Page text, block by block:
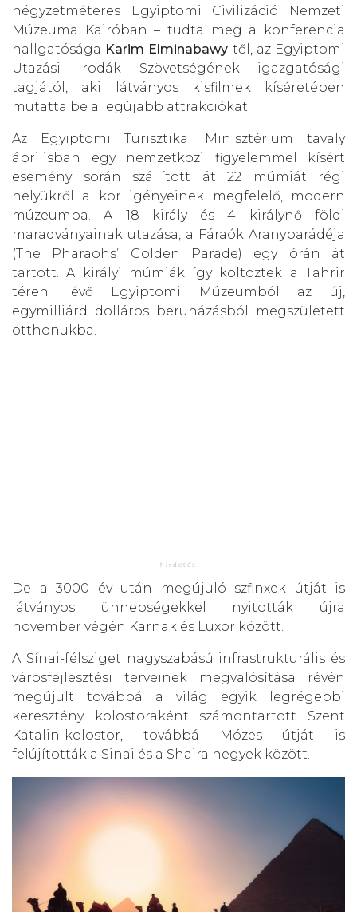
négyzetméteres Egyiptomi Civilizáció Nemzeti
Múzeuma Kairóban – tudta meg a konferencia
hallgatósága Karim Elminabawy-től, az Egyiptomi
Utazási Irodák Szövetségének igazgatósági
tagjától, aki látványos kisfilmek kíséretében
mutatta be a legújabb attrakciókat.
Az Egyiptomi Turisztikai Minisztérium tavaly
áprilisban egy nemzetközi figyelemmel kísért
esemény során szállított át 22 múmiát régi
helyükről a kor igényeinek megfelelő, modern
múzeumba. A 18 király és 4 királynő földi
maradványainak utazása, a Fáraók Aranyparádéja
(The Pharaohs’ Golden Parade) egy órán át
tartott. A királyi múmiák így költöztek a Tahrir
téren lévő Egyiptomi Múzeumból az új,
egymilliárd dolláros beruházásból megszületett
otthonukba.
De a 3000 év után megújuló szfinxek útját is
látványos ünnepségekkel nyitották újra
november végén Karnak és Luxor között.
A Sínai-félsziget nagyszabású infrastrukturális és
városfejlesztési terveinek megvalósítása révén
megújult továbbá a világ egyik legrégebbi
keresztény kolostoraként számontartott Szent
Katalin-kolostor, továbbá Mózes útját is
felújították a Sinai és a Shaira hegyek között.